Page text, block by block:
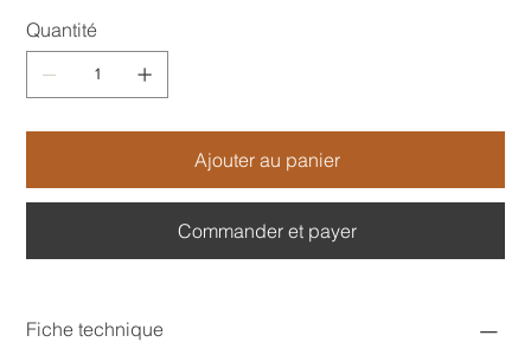
Quantité
Ajouter au panier
Commander et payer
Fiche technique